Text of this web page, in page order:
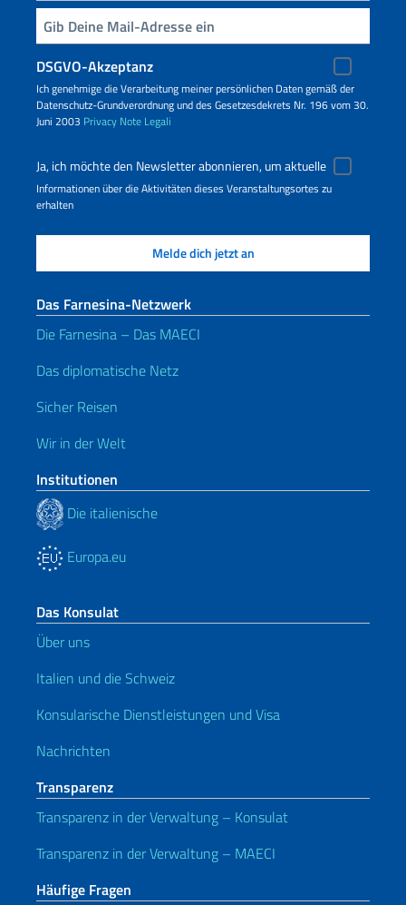
Geben Sie Ihre E-Mail ein
DSGVO-Akzeptanz
Ich genehmige die Verarbeitung meiner persönlichen Daten gemäß der
Datenschutz-Grundverordnung und des Gesetzesdekrets Nr. 196 vom 30.
Juni 2003 Privacy Note Legali
Ja, ich möchte den Newsletter abonnieren, um aktuelle
Informationen über die Aktivitäten dieses Veranstaltungsortes zu
erhalten
Das Farnesina-Netzwerk
Die Farnesina – Das MAECI
Das diplomatische Netz
Sicher Reisen
Wir in der Welt
Institutionen
Die italienische
Europa.eu
Das Konsulat
Über uns
Italien und die Schweiz
Konsularische Dienstleistungen und Visa
Nachrichten
Transparenz
Transparenz in der Verwaltung – Konsulat
Transparenz in der Verwaltung – MAECI
Häufige Fragen